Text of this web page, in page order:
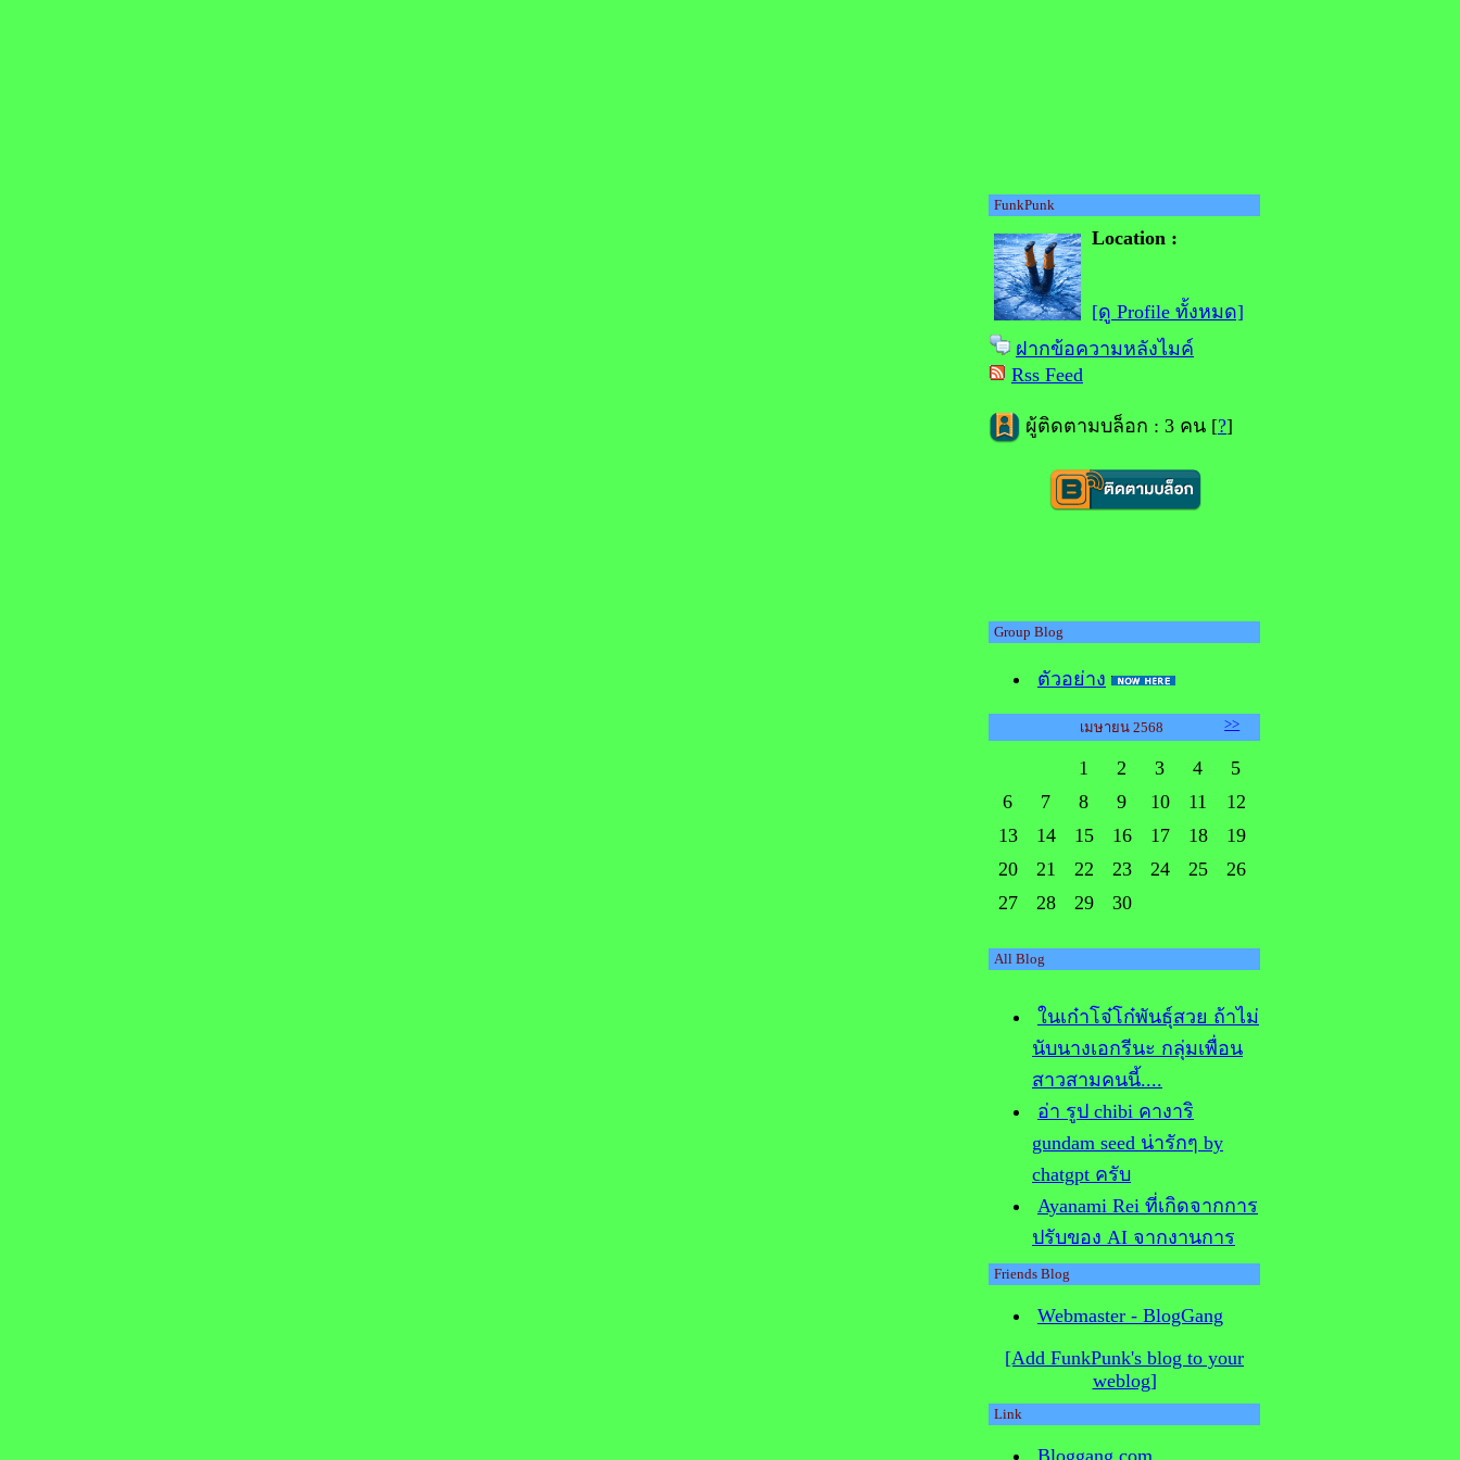
FunkPunk
Location :
[ดู Profile ทั้งหมด]
ฝากข้อความหลังไมค์
Rss Feed
ผู้ติดตามบล็อก : 3 คน [?]
Group Blog
ตัวอย่าง
เมษายน 2568 >>
1 2 3 4
5
6
7 8 9 10 11
12
13
14 15 16 17 18
19
20
21 22 23 24 25
26
27
28 29 30
All Blog
นเก๋าโจ๋โก๋พันธุ์สวย ถ้าไม่
นับนางเอกรีนะ กลุ่มเพื่อน
สาวสามคนนี้....
อ่า รูป chibi คางาริ
gundam seed น่ารักๆ by
chatgpt ครับ
Ayanami Rei ที่เกิดจากการ
ปรับของ AI จากงานการ
วาดของกี้ในกระดาษนี่น่า
ทำไมพ่อของกูมันเข้าข้าง
นตัวปานวาดวะ?
ก็เป็นเพื่อนกู มึงก็เอาพ่อมึง
มาตายแทนแม่กูซะสิ
Friends Blog
Webmaster - BlogGang
[Add FunkPunk's blog to your
weblog]
Link